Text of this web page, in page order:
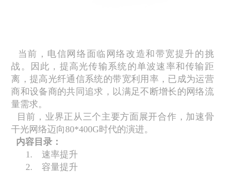
当前，电信网络面临网络改造和带宽提升的挑
战。因此，提高光传输系统的单波速率和传输距
离，提高光纤通信系统的带宽利用率，已成为运营
商和设备商的共同追求，以满足不断增长的网络流
量需求。
目前，业界正从三个主要方面展开合作，加速骨
干光网络迈向80*400G时代的演进。
内容目录：
1.
速率提升
2.
容量提升